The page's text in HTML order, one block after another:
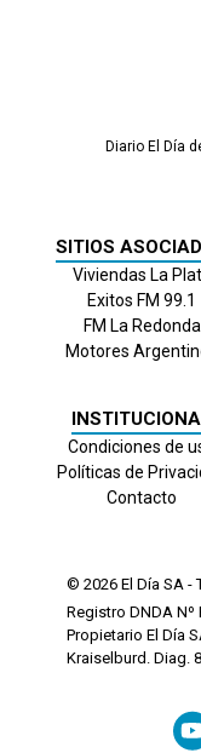
Diario El Día
SITIOS
Viviendas La
Exitos FM 99.1
FM La Redonda
Motores
Condiciones de
Políticas de
Contacto
© 2026 El Día SA -
Registro DNDA Nº
Propietario El Día
Kraiselburd. Diag.